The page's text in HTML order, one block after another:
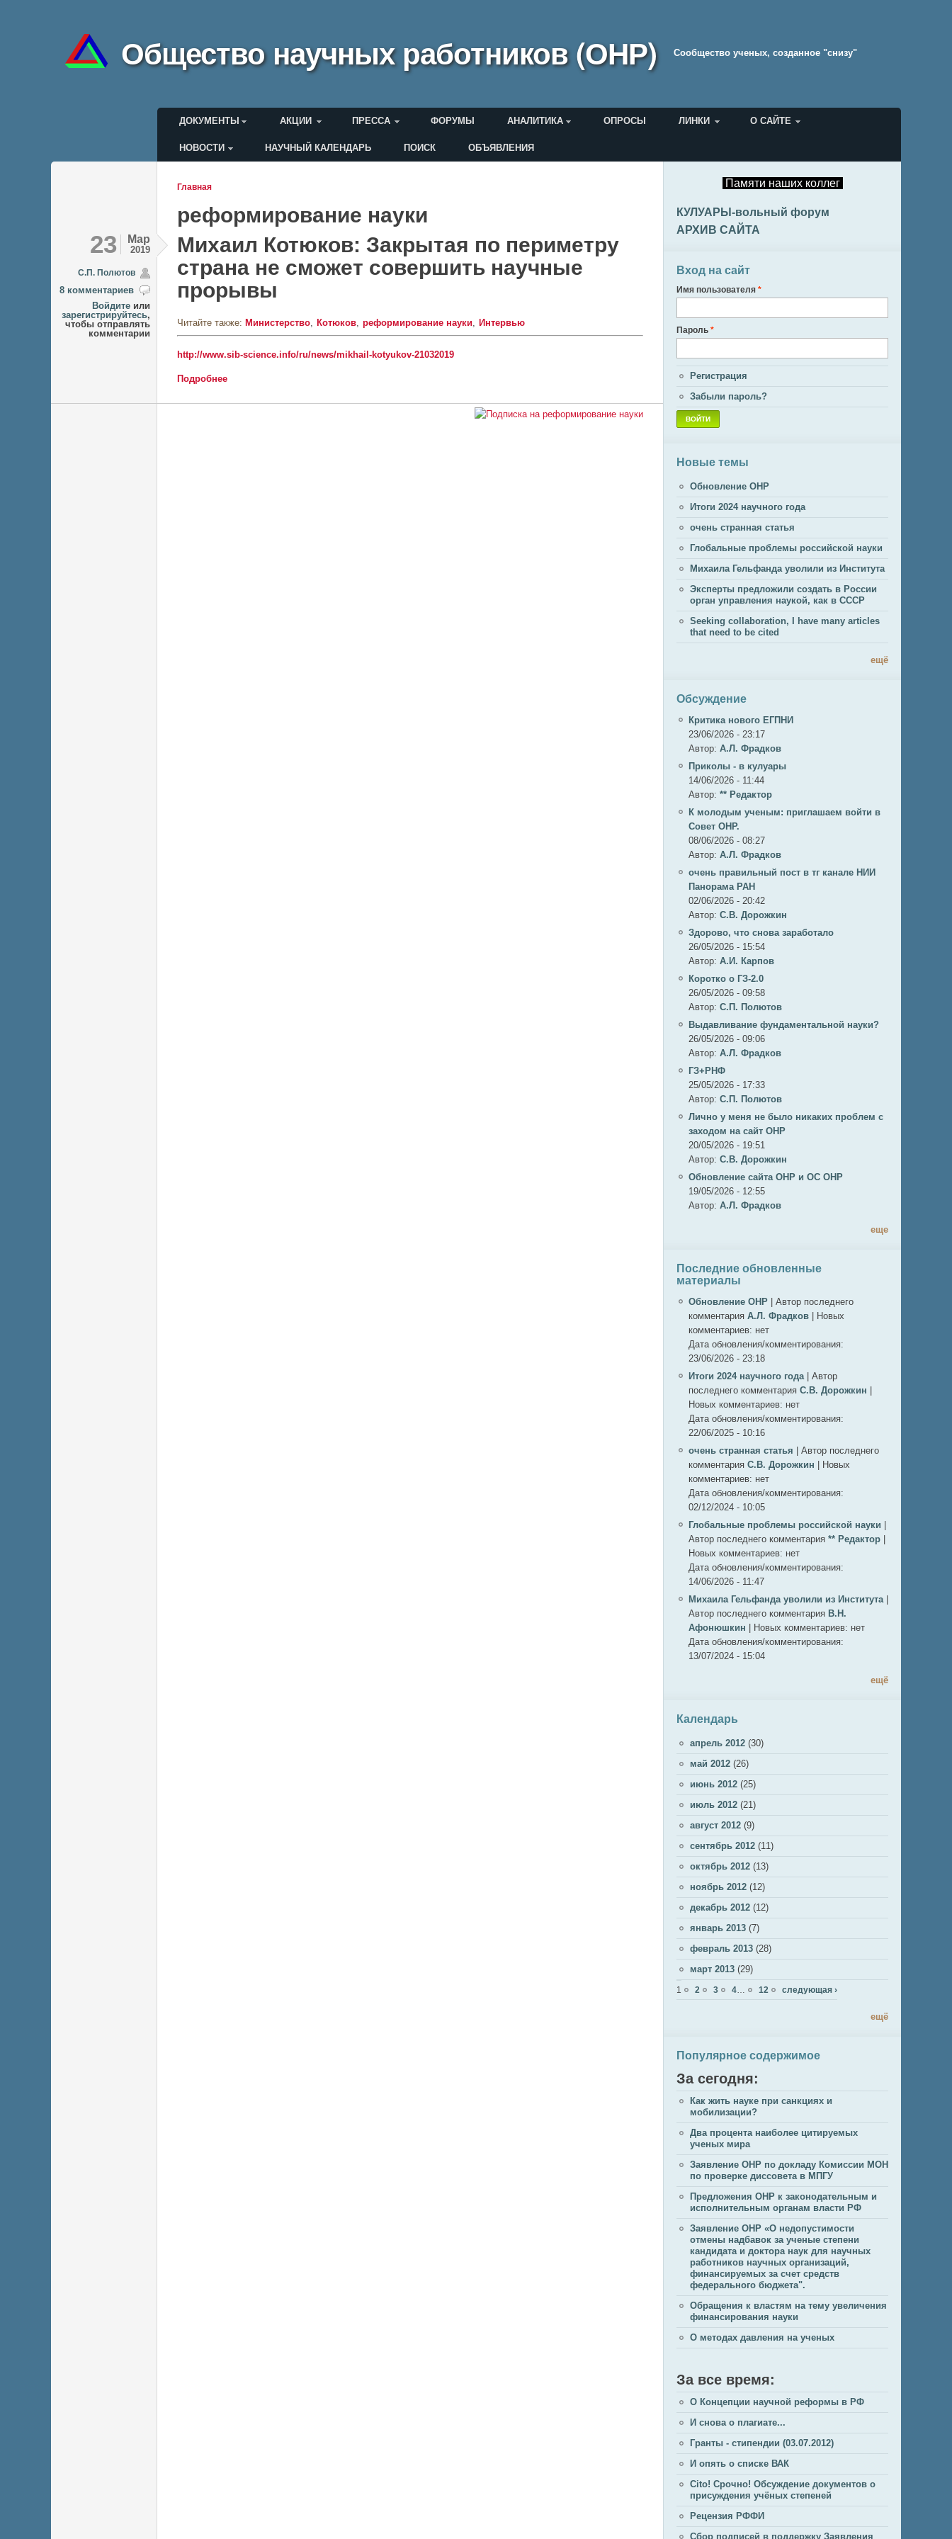
Общество научных работников (ОНР) Cообщество ученых, созданное "снизу"
Главное меню
ДОКУМЕНТЫ АКЦИИ ПРЕССА ФОРУМЫ АНАЛИТИКА ОПРОСЫ ЛИНКИ О САЙТЕ
Меню пользователя
НОВОСТИ НАУЧНЫЙ КАЛЕНДАРЬ ПОИСК ОБЪЯВЛЕНИЯ
Вы здесь
Главная
реформирование науки
23 Мар
2019
C.П. Полютов
8 комментариев
Войдите или
зарегистрируйтесь,
чтобы отправлять
комментарии
Михаил Котюков: Закрытая по периметру
страна не сможет совершить научные
прорывы
Читайте также: Министерство Котюков реформирование науки Интервью
http://www.sib-science.info/ru/news/mikhail-kotyukov-21032019
Подробнее
Памяти наших коллег
КУЛУАРЫ-вольный форум
АРХИВ САЙТА
Вход на сайт
Имя пользователя *
Пароль *
Регистрация
Забыли пароль?
Новые темы
Обновление ОНР
Итоги 2024 научного года
очень странная статья
Глобальные проблемы российской науки
Михаила Гельфанда уволили из Института
Эксперты предложили создать в России
орган управления наукой, как в СССР
Seeking collaboration, I have many articles
that need to be cited
ещё
Обсуждение
Критика нового ЕГПНИ
23/06/2026 - 23:17
Автор: А.Л. Фрадков
Приколы - в кулуары
14/06/2026 - 11:44
Автор: ** Редактор
К молодым ученым: приглашаем войти в
Совет ОНР.
08/06/2026 - 08:27
Автор: А.Л. Фрадков
очень правильный пост в тг канале НИИ
Панорама РАН
02/06/2026 - 20:42
Автор: С.В. Дорожкин
Здорово, что снова заработало
26/05/2026 - 15:54
Автор: А.И. Карпов
Коротко о ГЗ-2.0
26/05/2026 - 09:58
Автор: C.П. Полютов
Выдавливание фундаментальной науки?
26/05/2026 - 09:06
Автор: А.Л. Фрадков
ГЗ+РНФ
25/05/2026 - 17:33
Автор: C.П. Полютов
Лично у меня не было никаких проблем с
заходом на сайт ОНР
20/05/2026 - 19:51
Автор: С.В. Дорожкин
Обновление сайта ОНР и ОС ОНР
19/05/2026 - 12:55
Автор: А.Л. Фрадков
еще
Последние обновленные
материалы
Обновление ОНР
Автор последнего
комментария А.Л. Фрадков
Новых
комментариев: нет
Дата обновления/комментирования:
23/06/2026 - 23:18
Итоги 2024 научного года
Автор
последнего комментария С.В. Дорожкин
Новых комментариев: нет
Дата обновления/комментирования:
22/06/2025 - 10:16
очень странная статья
Автор последнего
комментария С.В. Дорожкин
Новых
комментариев: нет
Дата обновления/комментирования:
02/12/2024 - 10:05
Глобальные проблемы российской науки
Автор последнего комментария ** Редактор
Новых комментариев: нет
Дата обновления/комментирования:
14/06/2026 - 11:47
Михаила Гельфанда уволили из Института
Автор последнего комментария В.Н.
Афонюшкин
Новых комментариев: нет
Дата обновления/комментирования:
13/07/2024 - 15:04
ещё
Календарь
апрель 2012 (30)
май 2012 (26)
июнь 2012 (25)
июль 2012 (21)
август 2012 (9)
сентябрь 2012 (11)
октябрь 2012 (13)
ноябрь 2012 (12)
декабрь 2012 (12)
январь 2013 (7)
февраль 2013 (28)
март 2013 (29)
Страницы
1 2 3 4 12 следующая ›
ещё
Популярное содержимое
За сегодня:
Как жить науке при санкциях и
мобилизации?
Два процента наиболее цитируемых
ученых мира
Заявление ОНР по докладу Комиссии МОН
по проверке диссовета в МПГУ
Предложения ОНР к законодательным и
исполнительным органам власти РФ
Заявление ОНР «О недопустимости
отмены надбавок за ученые степени
кандидата и доктора наук для научных
работников научных организаций,
финансируемых за счет средств
федерального бюджета".
Обращения к властям на тему увеличения
финансирования науки
О методах давления на ученых
За все время:
О Концепции научной реформы в РФ
И снова о плагиате...
Гранты - стипендии (03.07.2012)
И опять о списке ВАК
Cito! Срочно! Обсуждение документов о
присуждения учёных степеней
Рецензия РФФИ
Сбор подписей в поддержку Заявления